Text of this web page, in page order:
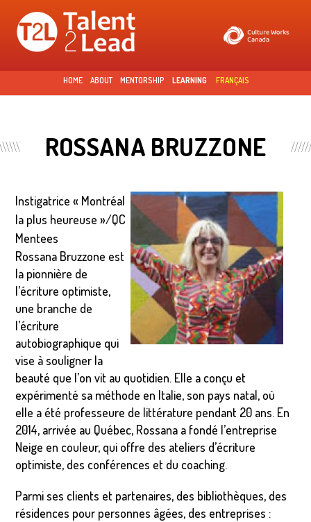
Skip to
main
content
HOME ABOUT MENTORSHIP LEARNING FRANÇAIS
ROSSANA BRUZZONE
Instigatrice « Montréal
la plus heureuse »/QC
Mentees
Rossana Bruzzone est
la pionnière de
l’écriture optimiste,
une branche de
l’écriture
autobiographique qui
vise à souligner la
beauté que l’on vit au quotidien. Elle a conçu et
expérimenté sa méthode en Italie, son pays natal, où
elle a été professeure de littérature pendant 20 ans. En
2014, arrivée au Québec, Rossana a fondé l’entreprise
Neige en couleur, qui offre des ateliers d’écriture
optimiste, des conférences et du coaching.
Parmi ses clients et partenaires, des bibliothèques, des
résidences pour personnes âgées, des entreprises :